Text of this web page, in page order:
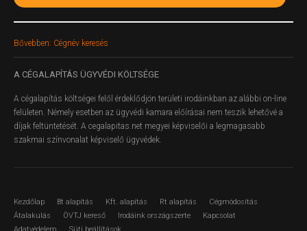
Bővebben: Cégnév keresés
A CÉGALAPÍTÁS ÜGYVÉDI KÖLTSÉGE
A cégalapítás költségei felől érdeklődjön területi irodáinkban az alábbi on-line
felületen. Némely esetben az ügyvédi kamara előírásai nem teszik lehetővé a
díjak feltüntetését. A cegalapitas.net megyei képviselői a legmagasabb
szakmai színvonalat képviselő ügyvédek.
Kezdőlap Bt alapítás Kft. alapítás Rt alapítás
Cégmódosítás
Átalakulás
ÖVTJ kereső Irodáink országszerte
Kapcsolat
Adatvédelem
Süti beállítások